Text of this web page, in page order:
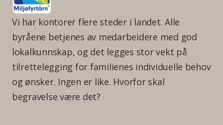
Vi har kontorer flere steder i landet. Alle
byråene betjenes av medarbeidere med god
lokalkunnskap, og det legges stor vekt på
tilrettelegging for familienes individuelle behov
og ønsker. Ingen er like. Hvorfor skal
begravelse være det?